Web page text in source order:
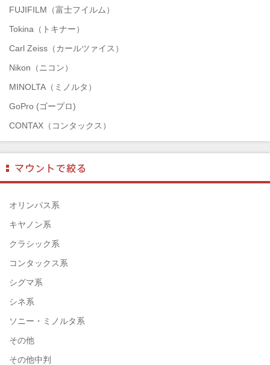
FUJIFILM（富士フイルム）
Tokina（トキナー）
Carl Zeiss（カールツァイス）
Nikon（ニコン）
MINOLTA（ミノルタ）
GoPro (ゴープロ)
CONTAX（コンタックス）
Mamiya（マミヤ）
TAMRON（タムロン）
SIGMA（シグマ）
HASSELBLAD（ハッセルブラッド）
EPSON（エプソン）
ENNA München（エナ）
ELEFOTO（エレフォト）
ELECOM（エレコム）
￼EIZO（エイゾ）
edelkrone（エーデンクローン）
Garmin（ガーミン）
オリンパス系
キヤノン系
クラシック系
コンタックス系
シグマ系
シネ系
ソニー・ミノルタ系
その他
その他中判